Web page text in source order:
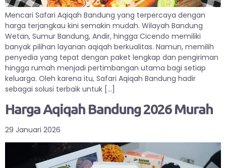
Mencari Safari Aqiqah Bandung yang terpercaya dengan
harga terjangkau kini semakin mudah. Wilayah Bandung
Wetan, Sumur Bandung, Andir, hingga Cicendo memiliki
banyak pilihan layanan aqiqah berkualitas. Namun, memilih
penyedia yang tepat dengan paket lengkap dan pengiriman
hingga rumah menjadi pertimbangan utama bagi setiap
keluarga. Oleh karena itu, Safari Aqiqah Bandung hadir
sebagai solusi terbaik untuk […]
Harga Aqiqah Bandung 2026 Murah
29 Januari 2026